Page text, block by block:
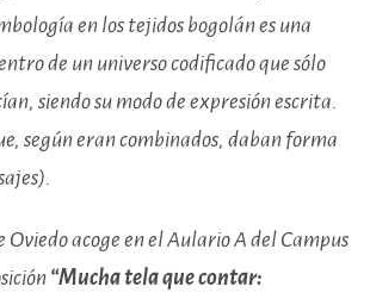
en los tejidos bogolán es una
de un universo codificado que sólo
siendo su modo de expresión escrita.
según eran combinados, daban forma
Oviedo acoge en el Aulario A del Campus
“Mucha tela que contar: